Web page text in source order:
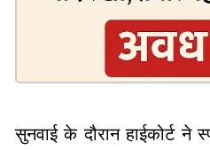
सुनवाई के दौरान हाईकोर्ट ने